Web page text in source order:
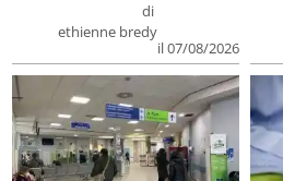
di
ethienne bredy
il 07/08/2026